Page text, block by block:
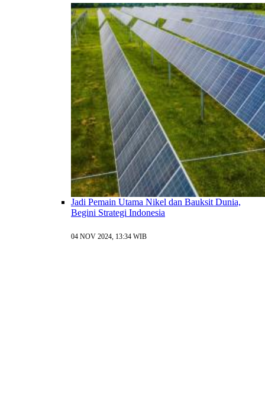
Jadi Pemain Utama Nikel dan Bauksit Dunia,
Begini Strategi Indonesia
04 NOV 2024, 13:34 WIB